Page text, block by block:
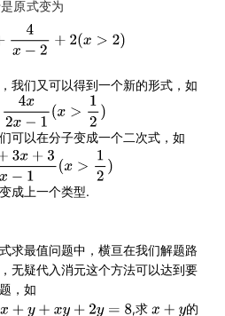
是原式变为
们又可以得到一个新的形式，如
可以在分子变成一个二次式，如
成上一个类型.
最值问题中，横亘在我们解题路
无疑代入消元这个方法可以达到要
，如
,求
的